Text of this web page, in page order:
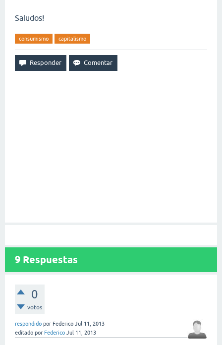
Saludos!
consumismo capitalismo
9 Respuestas
0
votos
respondido por Federico Jul 11, 2013
editado por Federico Jul 11, 2013